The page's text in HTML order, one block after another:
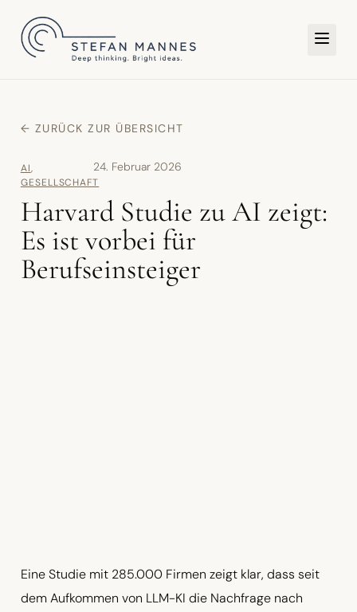
← ZURÜCK ZUR ÜBERSICHT
AI,
GESELLSCHAFT
24. Februar 2026
Harvard Studie zu AI zeigt:
Es ist vorbei für
Berufseinsteiger
Eine Studie mit 285.000 Firmen zeigt klar, dass seit
dem Aufkommen von LLM-KI die Nachfrage nach